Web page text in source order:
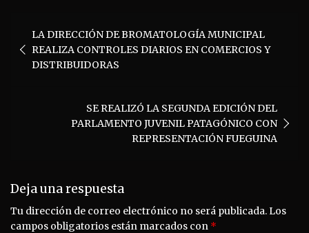
Navegación
de
entradas
LA DIRECCIÓN DE BROMATOLOGÍA MUNICIPAL
REALIZA CONTROLES DIARIOS EN COMERCIOS Y
DISTRIBUIDORAS
SE REALIZÓ LA SEGUNDA EDICIÓN DEL
PARLAMENTO JUVENIL PATAGÓNICO CON
REPRESENTACIÓN FUEGUINA
Deja una respuesta
Tu dirección de correo electrónico no será publicada.Los
campos obligatorios están marcados con *